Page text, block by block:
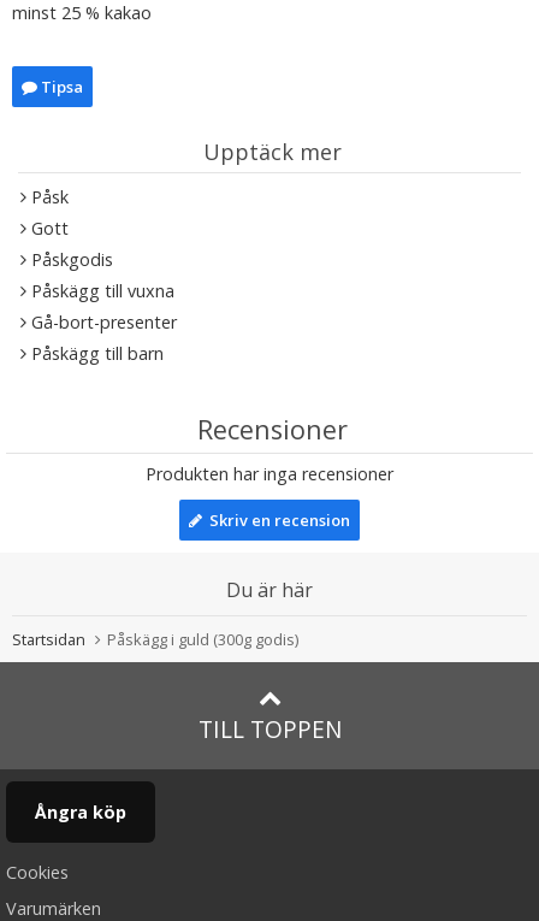
minst 25 % kakao
Tipsa
Upptäck mer
Påsk
Gott
Påskgodis
Påskägg till vuxna
Gå-bort-presenter
Påskägg till barn
Recensioner
Produkten har inga recensioner
Skriv en recension
Du är här
Startsidan Påskägg i guld (300g godis)
TILL TOPPEN
Ångra köp
Cookies
Varumärken